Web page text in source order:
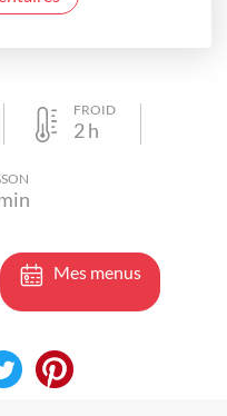
FROID
2h
Mes menus